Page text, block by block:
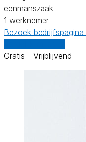
eenmanszaak
1 werknemer
Bezoek bedrijfspagina
Gratis - Vrijblijvend